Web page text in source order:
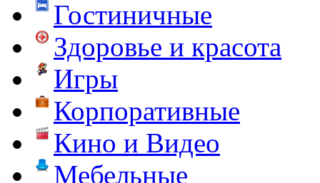
Гостиничные
Здоровье и красота
Игры
Корпоративные
Кино и Видео
Мебельные